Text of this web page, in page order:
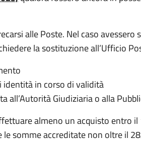
alle Poste. Nel caso
la sostituzione all’Ufficio
in corso di validità
all’Autorità Giudiziaria o alla
almeno un acquisto entro
somme accreditate non oltre il